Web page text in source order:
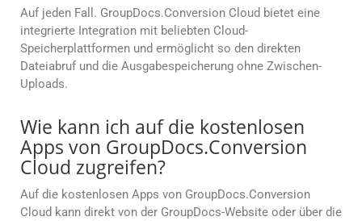
Auf jeden Fall. GroupDocs.Conversion Cloud bietet eine
integrierte Integration mit beliebten Cloud-
Speicherplattformen und ermöglicht so den direkten
Dateiabruf und die Ausgabespeicherung ohne Zwischen-
Uploads.
Wie kann ich auf die kostenlosen
Apps von GroupDocs.Conversion
Cloud zugreifen?
Auf die kostenlosen Apps von GroupDocs.Conversion
Cloud kann direkt von der GroupDocs-Website oder über die